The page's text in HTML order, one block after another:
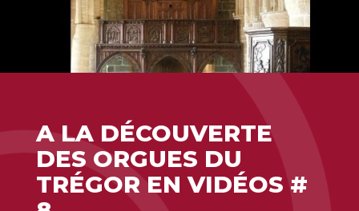
A LA DÉCOUVERTE
DES ORGUES DU
TRÉGOR EN VIDÉOS #